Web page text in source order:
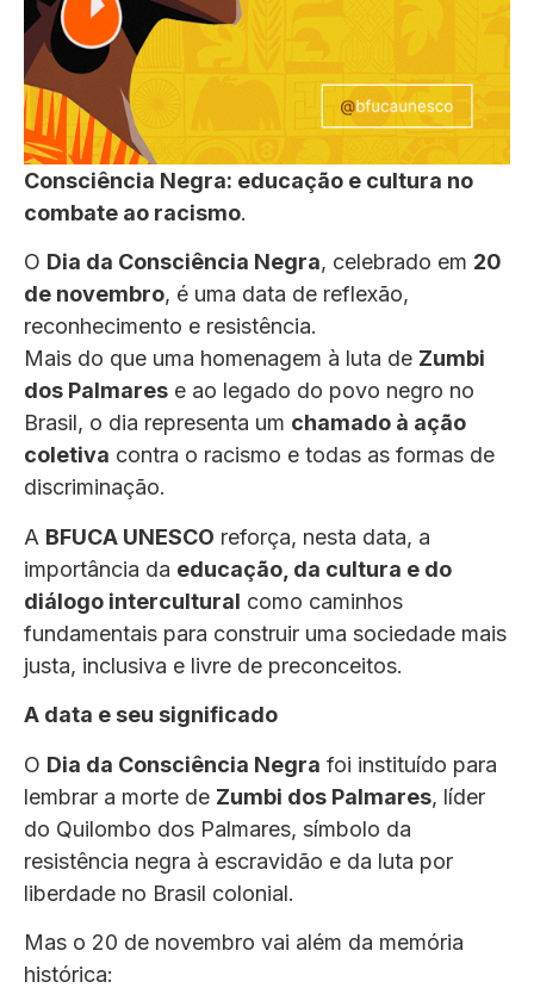
Consciência Negra: educação e cultura no
combate ao racismo.
O Dia da Consciência Negra, celebrado em 20
de novembro, é uma data de reflexão,
reconhecimento e resistência.
Mais do que uma homenagem à luta de Zumbi
dos Palmares e ao legado do povo negro no
Brasil, o dia representa um chamado à ação
coletiva contra o racismo e todas as formas de
discriminação.
A BFUCA UNESCO reforça, nesta data, a
importância da educação, da cultura e do
diálogo intercultural como caminhos
fundamentais para construir uma sociedade mais
justa, inclusiva e livre de preconceitos.
A data e seu significado
O Dia da Consciência Negra foi instituído para
lembrar a morte de Zumbi dos Palmares, líder
do Quilombo dos Palmares, símbolo da
resistência negra à escravidão e da luta por
liberdade no Brasil colonial.
Mas o 20 de novembro vai além da memória
histórica: